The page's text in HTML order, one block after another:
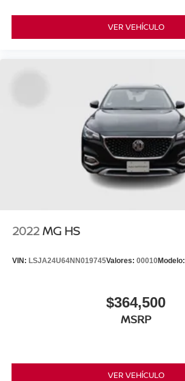
VER VEHÍCULO
2022MG HS
VIN: LSJA24U64NN019745Valores: 00010Modelo:
$364,500
MSRP
VER VEHÍCULO